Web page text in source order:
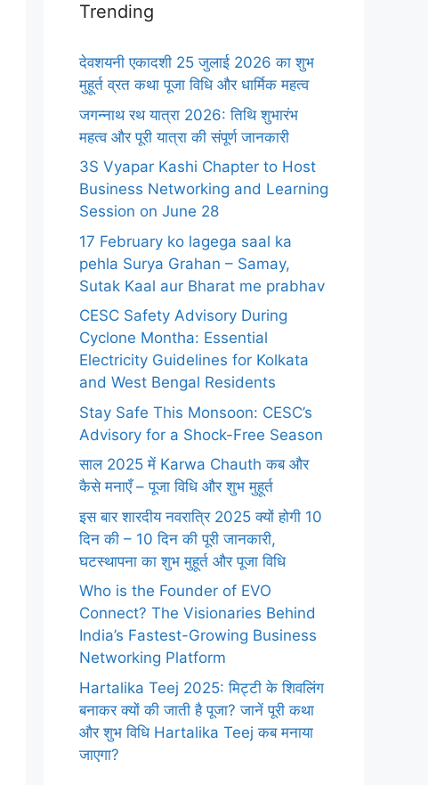
Trending
देवशयनी एकादशी 25 जुलाई 2026 का शुभ
मुहूर्त व्रत कथा पूजा विधि और धार्मिक महत्व
जगन्नाथ रथ यात्रा 2026: तिथि शुभारंभ
महत्व और पूरी यात्रा की संपूर्ण जानकारी
3S Vyapar Kashi Chapter to Host
Business Networking and Learning
Session on June 28
17 February ko lagega saal ka
pehla Surya Grahan – Samay,
Sutak Kaal aur Bharat me prabhav
CESC Safety Advisory During
Cyclone Montha: Essential
Electricity Guidelines for Kolkata
and West Bengal Residents
Stay Safe This Monsoon: CESC’s
Advisory for a Shock-Free Season
साल 2025 में Karwa Chauth कब और
कैसे मनाएँ – पूजा विधि और शुभ मुहूर्त
इस बार शारदीय नवरात्रि 2025 क्यों होगी 10
दिन की – 10 दिन की पूरी जानकारी,
घटस्थापना का शुभ मुहूर्त और पूजा विधि
Who is the Founder of EVO
Connect? The Visionaries Behind
India’s Fastest-Growing Business
Networking Platform
Hartalika Teej 2025: मिट्टी के शिवलिंग
बनाकर क्यों की जाती है पूजा? जानें पूरी कथा
और शुभ विधि Hartalika Teej कब मनाया
जाएगा?